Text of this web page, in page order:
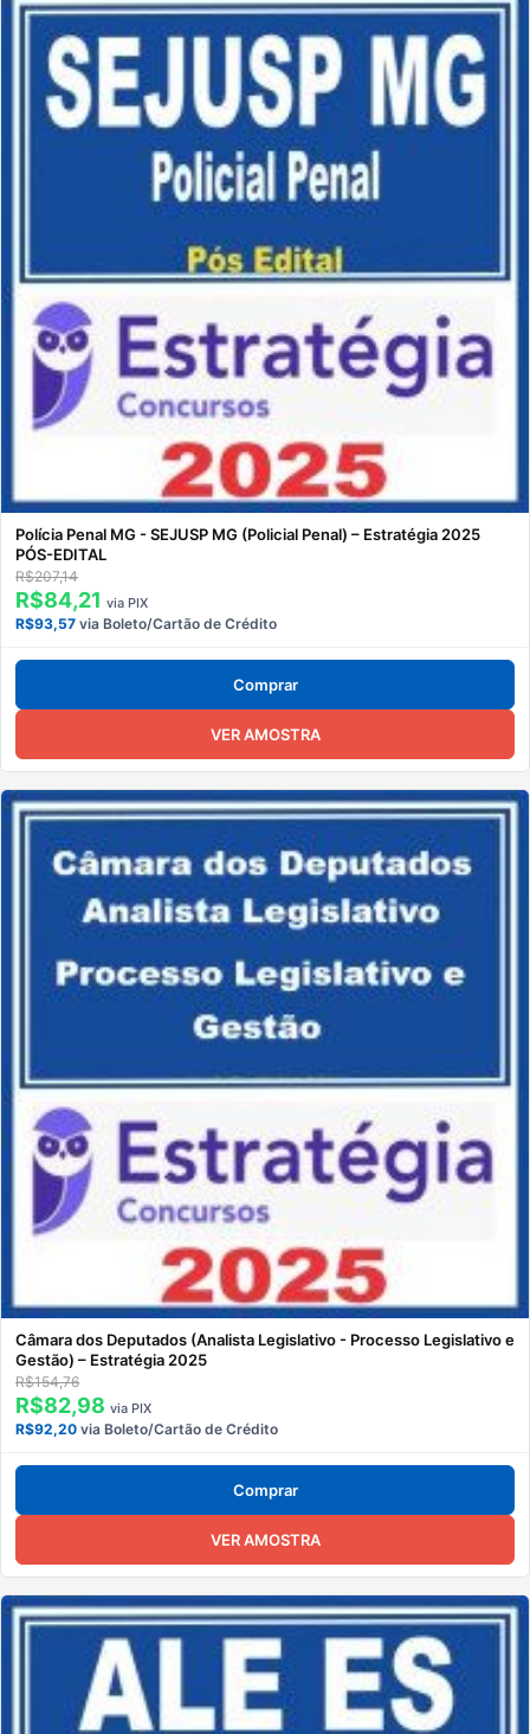
Polícia Penal MG - SEJUSP MG (Policial Penal) – Estratégia 2025
PÓS-EDITAL
R$207,14
R$84,21 via PIX
R$93,57 via Boleto/Cartão de Crédito
Comprar
VER AMOSTRA
Câmara dos Deputados (Analista Legislativo - Processo Legislativo e
Gestão) – Estratégia 2025
R$154,76
R$82,98 via PIX
R$92,20 via Boleto/Cartão de Crédito
Comprar
VER AMOSTRA